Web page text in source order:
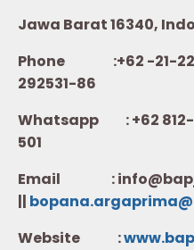
Jawa Barat 16340,
Phone :+62 -21-
292531-86
Whatsapp :+62
501
Email :
||
Website :www.b